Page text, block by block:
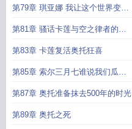
法术
第79章 琪亚娜 我让这个世界变成
了我所期望的样子
第81章 骚话卡莲与空之律者的诞
生
第83章 卡莲复活奥托狂喜
第85章 索尔三月七谁说我们瓜我
们聪明的一比
第87章 奥托准备抹去500年的时光
第89章 奥托之死